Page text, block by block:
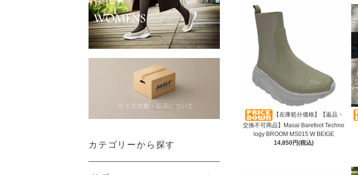
【在庫処分価格】【返品・
交換不可商品】Masai Barefoot Techno
logy BROOM MS015 W BEIGE
14,850円(税込)
カテゴリーから探す